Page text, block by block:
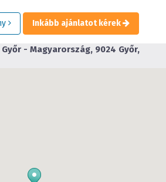
Inkább ajánlatot kérek
Győr - Magyarország, 9024 Győr,